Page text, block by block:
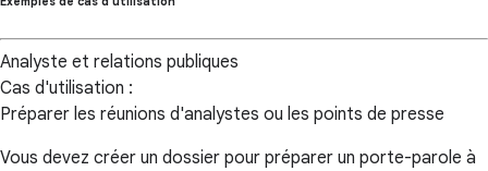
Analyste et relations publiques
Cas d'utilisation :
Préparer les réunions d'analystes ou les points de presse
Vous devez créer un dossier pour préparer un porte-parole à